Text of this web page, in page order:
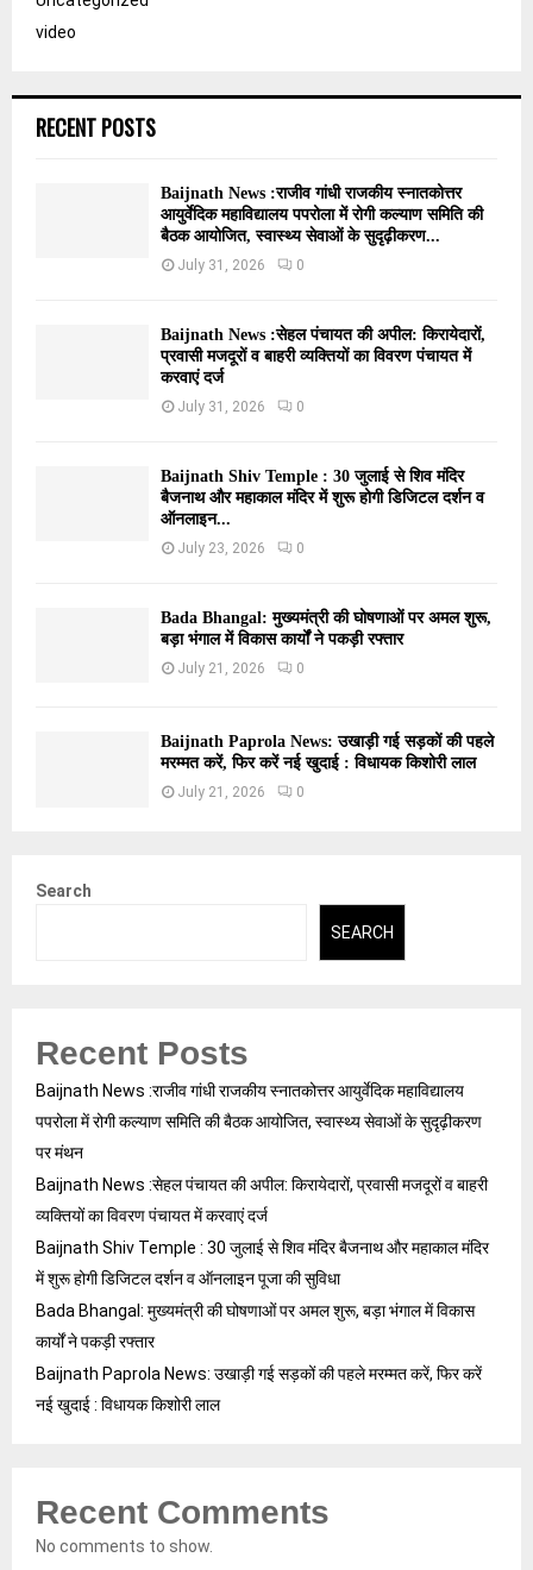
video
RECENT POSTS
Baijnath News :राजीव गांधी राजकीय स्नातकोत्तर
आयुर्वेदिक महाविद्यालय पपरोला में रोगी कल्याण समिति की
बैठक आयोजित, स्वास्थ्य सेवाओं के सुदृढ़ीकरण...
July 31, 2026 0
Baijnath News :सेहल पंचायत की अपील: किरायेदारों,
प्रवासी मजदूरों व बाहरी व्यक्तियों का विवरण पंचायत में
करवाएं दर्ज
July 31, 2026 0
Baijnath Shiv Temple : 30 जुलाई से शिव मंदिर
बैजनाथ और महाकाल मंदिर में शुरू होगी डिजिटल दर्शन व
ऑनलाइन...
July 23, 2026 0
Bada Bhangal: मुख्यमंत्री की घोषणाओं पर अमल शुरू,
बड़ा भंगाल में विकास कार्यों ने पकड़ी रफ्तार
July 21, 2026 0
Baijnath Paprola News: उखाड़ी गई सड़कों की पहले
मरम्मत करें, फिर करें नई खुदाई : विधायक किशोरी लाल
July 21, 2026 0
Search
SEARCH
Recent Posts
Baijnath News :राजीव गांधी राजकीय स्नातकोत्तर आयुर्वेदिक महाविद्यालय
पपरोला में रोगी कल्याण समिति की बैठक आयोजित, स्वास्थ्य सेवाओं के सुदृढ़ीकरण
पर मंथन
Baijnath News :सेहल पंचायत की अपील: किरायेदारों, प्रवासी मजदूरों व बाहरी
व्यक्तियों का विवरण पंचायत में करवाएं दर्ज
Baijnath Shiv Temple : 30 जुलाई से शिव मंदिर बैजनाथ और महाकाल मंदिर
में शुरू होगी डिजिटल दर्शन व ऑनलाइन पूजा की सुविधा
Bada Bhangal: मुख्यमंत्री की घोषणाओं पर अमल शुरू, बड़ा भंगाल में विकास
कार्यों ने पकड़ी रफ्तार
Baijnath Paprola News: उखाड़ी गई सड़कों की पहले मरम्मत करें, फिर करें
नई खुदाई : विधायक किशोरी लाल
Recent Comments
No comments to show.